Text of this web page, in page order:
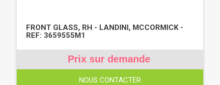
FRONT GLASS, RH - LANDINI, MCCORMICK -
REF: 3659555M1
Prix sur demande
NOUS CONTACTER